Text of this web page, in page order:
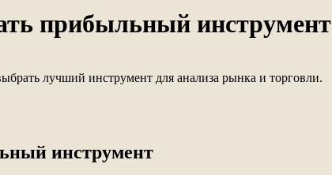
прибыльный инструмент
лучший инструмент для анализа рынка и торговли.
инструмент